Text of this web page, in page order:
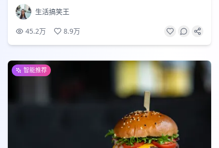
生活搞笑王
45.2万 8.9万
智能推荐